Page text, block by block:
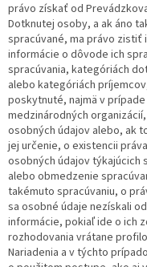
právo získať od
Dotknutej osoby, a ak áno
spracúvané, ma právo zistiť
informácie o dôvode ich
spracúvania, kategóriách
alebo kategóriách
poskytnuté, najmä v
medzinárodných
osobných údajov alebo, ak
jej určenie, o existencii
osobných údajov týkajúcich
alebo obmedzenie
takémuto spracúvaniu, o
sa osobné údaje nezískali
informácie, pokiaľ ide o ich
rozhodovania vrátane
Nariadenia a v týchto